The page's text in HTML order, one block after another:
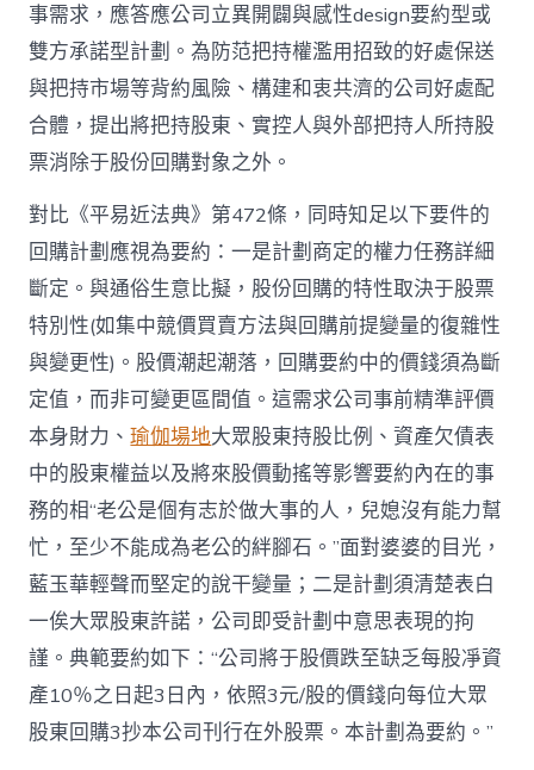
事需求，應答應公司立異開闢與感性design要約型或
雙方承諾型計劃。為防范把持權濫用招致的好處保送
與把持市場等背約風險、構建和衷共濟的公司好處配
合體，提出將把持股東、實控人與外部把持人所持股
票消除于股份回購對象之外。
對比《平易近法典》第472條，同時知足以下要件的
回購計劃應視為要約：一是計劃商定的權力任務詳細
斷定。與通俗生意比擬，股份回購的特性取決于股票
特別性(如集中競價買賣方法與回購前提變量的復雜性
與變更性)。股價潮起潮落，回購要約中的價錢須為斷
定值，而非可變更區間值。這需求公司事前精準評價
本身財力、瑜伽場地大眾股東持股比例、資產欠債表
中的股東權益以及將來股價動搖等影響要約內在的事
務的相“老公是個有志於做大事的人，兒媳沒有能力幫
忙，至少不能成為老公的絆腳石。”面對婆婆的目光，
藍玉華輕聲而堅定的說干變量；二是計劃須清楚表白
一俟大眾股東許諾，公司即受計劃中意思表現的拘
謹。典範要約如下：“公司將于股價跌至缺乏每股凈資
產10％之日起3日內，依照3元/股的價錢向每位大眾
股東回購3抄本公司刊行在外股票。本計劃為要約。”